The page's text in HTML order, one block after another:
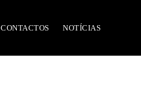
CONTACTOS NOTÍCIAS